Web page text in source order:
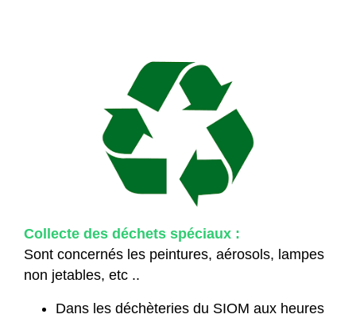
Collecte des déchets spéciaux :
Sont concernés les peintures, aérosols, lampes
non jetables, etc ..
Dans les déchèteries du SIOM aux heures